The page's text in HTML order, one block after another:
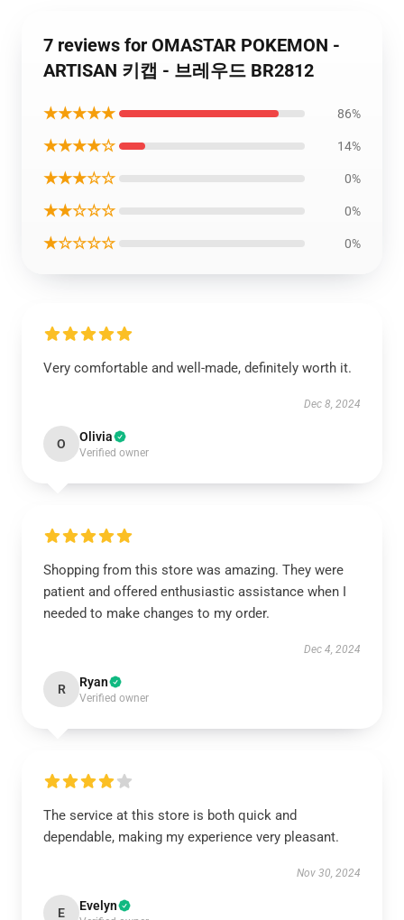
7 reviews for OMASTAR POKEMON -
ARTISAN 키캡 - 브레우드 BR2812
★★★★★ 86%
★★★★☆ 14%
★★★☆☆ 0%
★★☆☆☆ 0%
★☆☆☆☆ 0%
Very comfortable and well-made, definitely worth it.
Dec 8, 2024
O Olivia
Verified owner
Shopping from this store was amazing. They were
patient and offered enthusiastic assistance when I
needed to make changes to my order.
Dec 4, 2024
R Ryan
Verified owner
The service at this store is both quick and
dependable, making my experience very pleasant.
Nov 30, 2024
E Evelyn